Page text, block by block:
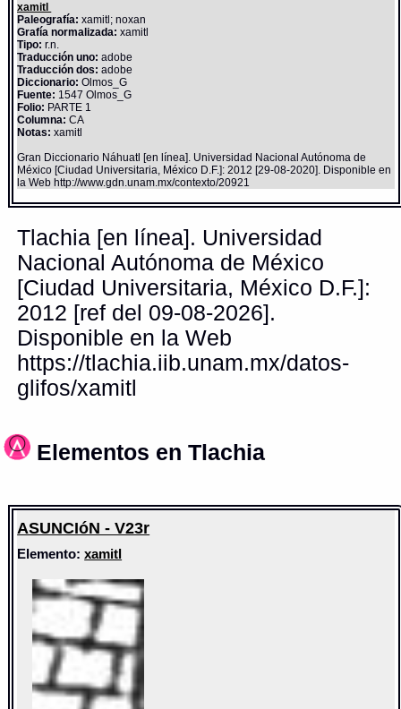
xamitl
Paleografía: xamitl; noxan
Grafía normalizada: xamitl
Tipo: r.n.
Traducción uno: adobe
Traducción dos: adobe
Diccionario:Olmos_G
Fuente: 1547 Olmos_G
Folio: PARTE 1
Columna: CA
Notas: xamitl
Gran Diccionario Náhuatl [en línea]. Universidad Nacional Autónoma de
México [Ciudad Universitaria, México D.F.]: 2012 [29-08-2020]. Disponible en
la Web http://www.gdn.unam.mx/contexto/20921
Tlachia [en línea]. Universidad
Nacional Autónoma de México
[Ciudad Universitaria, México D.F.]:
2012 [ref del 09-08-2026].
Disponible en la Web
https://tlachia.iib.unam.mx/datos-
glifos/xamitl
Elementos en Tlachia
ASUNCIóN - V23r
Elemento:xamitl